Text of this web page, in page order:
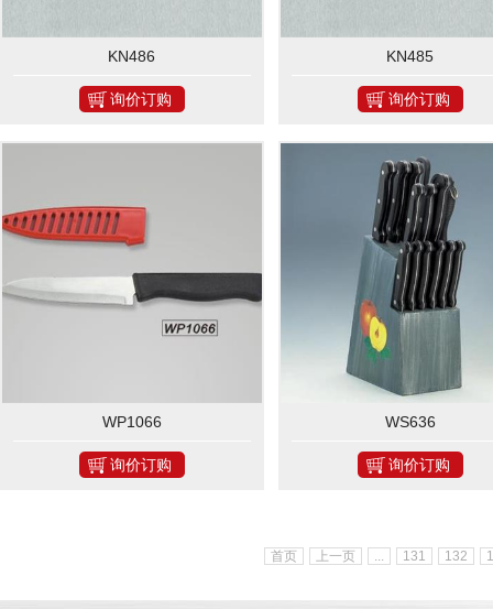
KN486
询价订购
KN485
询价订购
WP1066
询价订购
WS636
询价订购
首页 上一页 ... 131 132